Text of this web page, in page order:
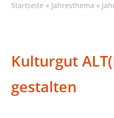
Startseite » Jahresthema »
Jahresthema
Kulturgut
gestalten